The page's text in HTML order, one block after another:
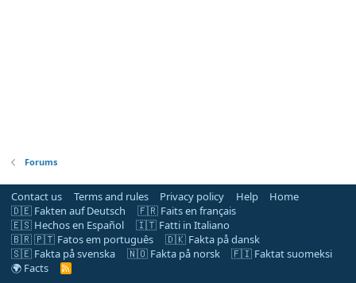
Forums
Contact us Terms and rules Privacy policy Help
Home
🇩🇪 Fakten auf Deutsch
🇫🇷 Faits en français
🇪🇸 Hechos en Español
🇮🇹 Fatti in Italiano
🇧🇷 🇵🇹 Fatos em português
🇩🇰 Fakta på dansk
🇸🇪 Fakta på svenska
🇳🇴 Fakta på norsk
🇫🇮 Faktat suomeksi
🌍 Facts
R